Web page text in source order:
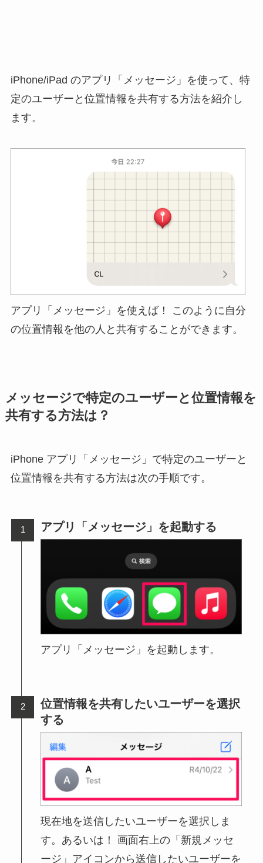
iPhone/iPad のアプリ「メッセージ」を使って、特
定のユーザーと位置情報を共有する方法を紹介し
ます。
アプリ「メッセージ」を使えば！ このように自分
の位置情報を他の人と共有することができます。
メッセージで特定のユーザーと位置情報を
共有する方法は？
iPhone アプリ「メッセージ」で特定のユーザーと
位置情報を共有する方法は次の手順です。
アプリ「メッセージ」を起動する
アプリ「メッセージ」を起動します。
位置情報を共有したいユーザーを選択
する
現在地を送信したいユーザーを選択しま
す。あるいは！ 画面右上の「新規メッセ
ージ」アイコンから送信したいユーザーを